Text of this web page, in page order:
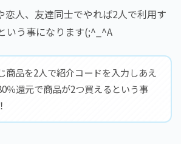
恋人、友達同士でやれば2人で利用す
いう事になります(;^_^A
商品を2人で紹介コードを入力しあえ
％還元で商品が2つ買えるという事